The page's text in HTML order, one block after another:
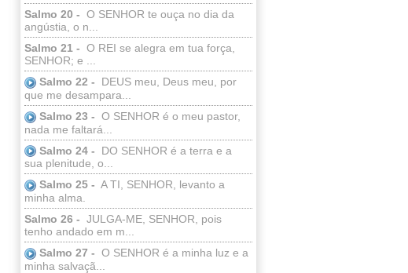
Salmo 20 - O SENHOR te ouça no dia da
angústia, o n...
Salmo 21 - O REI se alegra em tua força,
SENHOR; e ...
Salmo 22 -
DEUS meu, Deus meu, por
que me desampara...
Salmo 23 - O SENHOR é o meu pastor,
nada me faltará...
Salmo 24 -
DO SENHOR é a terra e a
sua plenitude, o...
Salmo 25 - A TI, SENHOR, levanto a
minha alma.
Salmo 26 - JULGA-ME, SENHOR, pois
tenho andado em m...
Salmo 27 - O SENHOR é a minha luz e a
minha salvaçã...